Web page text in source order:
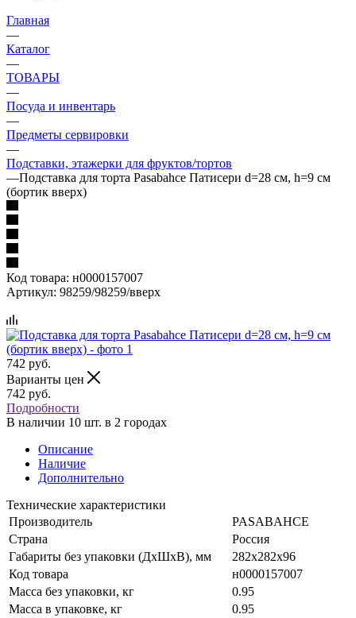
Главная
—
Каталог
—
ТОВАРЫ
—
Посуда и инвентарь
—
Предметы сервировки
—
Подставки, этажерки для фруктов/тортов
—Подставка для торта Pasabahce Патисери d=28 см, h=9 см
(бортик вверх)
Код товара: н0000157007
Артикул: 98259/98259/вверх
742 руб.
Варианты цен
742 руб.
Подробности
В наличии 10 шт. в 2 городах
Описание
Наличие
Дополнительно
Технические характеристики
Производитель
PASABAHCE
Страна
Россия
Габариты без упаковки (ДхШхВ), мм
282х282х96
Код товара
н0000157007
Масса без упаковки, кг
0.95
Масса в упаковке, кг
0.95